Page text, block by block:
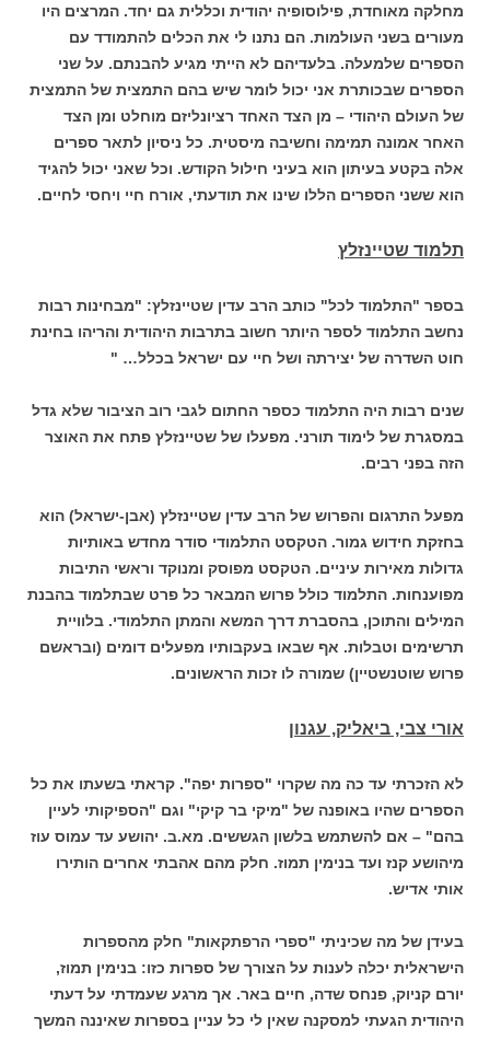
מחלקה מאוחדת, פילוסופיה יהודית וכללית גם יחד. המרצים היו
מעורים בשני העולמות. הם נתנו לי את הכלים להתמודד עם
הספרים שלמעלה. בלעדיהם לא הייתי מגיע להבנתם. על שני
הספרים שבכותרת אני יכול לומר שיש בהם התמצית של התמצית
של העולם היהודי – מן הצד האחד רציונליזם מוחלט ומן הצד
האחר אמונה תמימה וחשיבה מיסטית. כל ניסיון לתאר ספרים
אלה בקטע בעיתון הוא בעיני חילול הקודש. וכל שאני יכול להגיד
הוא ששני הספרים הללו שינו את תודעתי, אורח חיי ויחסי לחיים.
תלמוד שטיינזלץ
בספר "התלמוד לכל" כותב הרב עדין שטיינזלץ: "מבחינות רבות
נחשב התלמוד לספר היותר חשוב בתרבות היהודית והריהו בחינת
חוט השדרה של יצירתה ושל חיי עם ישראל בכלל… "
שנים רבות היה התלמוד כספר החתום לגבי רוב הציבור שלא גדל
במסגרת של לימוד תורני. מפעלו של שטיינזלץ פתח את האוצר
הזה בפני רבים.
מפעל התרגום והפרוש של הרב עדין שטיינזלץ (אבן-ישראל) הוא
בחזקת חידוש גמור. הטקסט התלמודי סודר מחדש באותיות
גדולות מאירות עיניים. הטקסט מפוסק ומנוקד וראשי התיבות
מפוענחות. התלמוד כולל פרוש המבאר כל פרט שבתלמוד בהבנת
המילים והתוכן, בהסברת דרך המשא והמתן התלמודי. בלוויית
תרשימים וטבלות. אף שבאו בעקבותיו מפעלים דומים (ובראשם
פרוש שוטנשטיין) שמורה לו זכות הראשונים.
אורי צבי, ביאליק, עגנון
לא הזכרתי עד כה מה שקרוי "ספרות יפה". קראתי בשעתו את כל
הספרים שהיו באופנה של "מיקי בר קיקי" וגם "הספיקותי לעיין
בהם" – אם להשתמש בלשון הגששים. מא.ב. יהושע עד עמוס עוז
מיהושע קנז ועד בנימין תמוז. חלק מהם אהבתי אחרים הותירו
אותי אדיש.
בעידן של מה שכיניתי "ספרי הרפתקאות" חלק מהספרות
הישראלית יכלה לענות על הצורך של ספרות כזו: בנימין תמוז,
יורם קניוק, פנחס שדה, חיים באר. אך מרגע שעמדתי על דעתי
היהודית הגעתי למסקנה שאין לי כל עניין בספרות שאיננה המשך